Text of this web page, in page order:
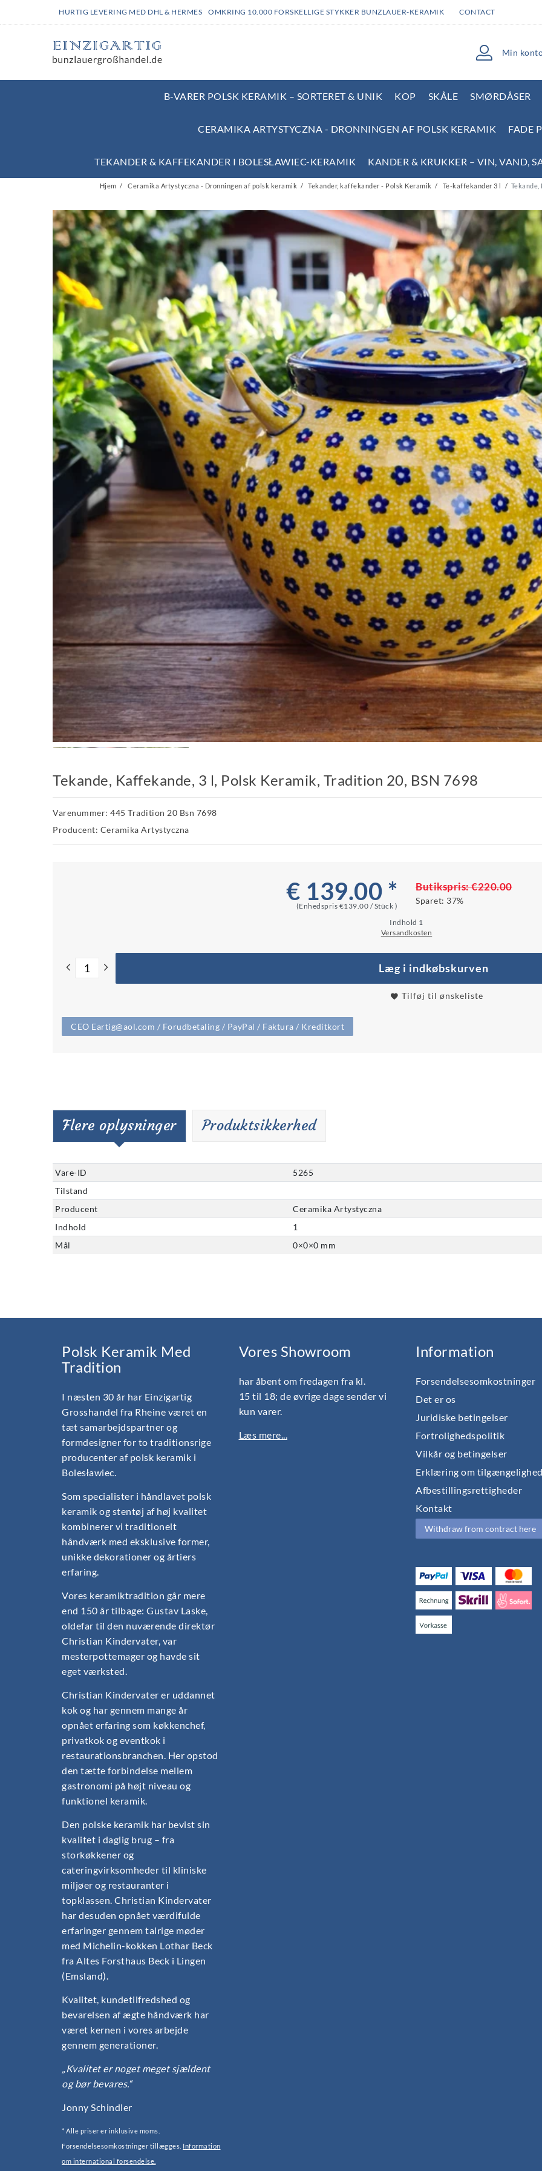
HURTIG LEVERING MED DHL & HERMES OMKRING 10.000 FORSKELLIGE STYKKER BUNZLAUER-KERAMIK CONTACT
Min
B-VARER POLSK KERAMIK – SORTERET & UNIK KOP SKÅLE SMØRDÅSER
CERAMIKA ARTYSTYCZNA - DRONNINGEN AF POLSK KERAMIK FADE
TEKANDER & KAFFEKANDER I BOLESŁAWIEC-KERAMIK KANDER & KRUKKER – VIN, VAND,
Hjem Ceramika Artystyczna - Dronningen af polsk keramik Tekander, kaffekander - Polsk Keramik Te-kaffekander 3 l Tekande,
Tekande, Kaffekande, 3 l, Polsk Keramik, Tradition 20, BSN 7698
Varenummer: 445 Tradition 20 Bsn 7698
Producent: Ceramika Artystyczna
€ 139.00 *
(Enhedspris €139.00 / Stück )
Butikspris:€220.00
Sparet: 37%
Indhold 1
Versandkosten
Læg i indkøbskurven
Tilføj til ønskeliste
CEO Eartig@aol.com / Forudbetaling / PayPal / Faktura / Kreditkort
Flere oplysninger Produktsikkerhed
Vare-ID
5265
Tilstand
Producent
Ceramika Artystyczna
Indhold
1
Mål
0×0×0 mm
Polsk Keramik Med
Tradition
I næsten 30 år har Einzigartig
Grosshandel fra Rheine været en
tæt samarbejdspartner og
formdesigner for to traditionsrige
producenter af polsk keramik i
Bolesławiec.
Som specialister i håndlavet polsk
keramik og stentøj af høj kvalitet
kombinerer vi traditionelt
håndværk med eksklusive former,
unikke dekorationer og årtiers
erfaring.
Vores keramiktradition går mere
end 150 år tilbage: Gustav Laske,
oldefar til den nuværende direktør
Christian Kindervater, var
mesterpottemager og havde sit
eget værksted.
Christian Kindervater er uddannet
kok og har gennem mange år
opnået erfaring som køkkenchef,
privatkok og eventkok i
restaurationsbranchen. Her opstod
den tætte forbindelse mellem
gastronomi på højt niveau og
funktionel keramik.
Den polske keramik har bevist sin
kvalitet i daglig brug – fra
storkøkkener og
cateringvirksomheder til kliniske
miljøer og restauranter i
topklassen. Christian Kindervater
har desuden opnået værdifulde
erfaringer gennem talrige møder
med Michelin-kokken Lothar Beck
fra Altes Forsthaus Beck i Lingen
(Emsland).
Kvalitet, kundetilfredshed og
bevarelsen af ægte håndværk har
været kernen i vores arbejde
gennem generationer.
„Kvalitet er noget meget sjældent
og bør bevares.“
Jonny Schindler
* Alle priser er inklusive moms.
Forsendelsesomkostninger tillægges. Information
om international forsendelse.
Vores Showroom
har åbent om fredagen fra kl.
15 til 18; de øvrige dage sender vi
kun varer.
Læs mere...
Information
Forsendelsesomkostninger
Det er os
Juridiske betingelser
Fortrolighedspolitik
Vilkår og betingelser
Erklæring om tilgængelighed
Afbestillingsrettigheder
Kontakt
Withdraw from contract here